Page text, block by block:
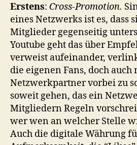
Erstens: Cross-Promotion.
eines Netzwerks ist es, dass
Mitglieder gegenseitig
Youtube geht das über
verweist aufeinander,
die eigenen Fans, doch auch
Netzwerkpartner vorbei zu
soweit gehen, das ein
Mitgliedern Regeln
wer wen an welcher Stelle
Auch die digitale Währung